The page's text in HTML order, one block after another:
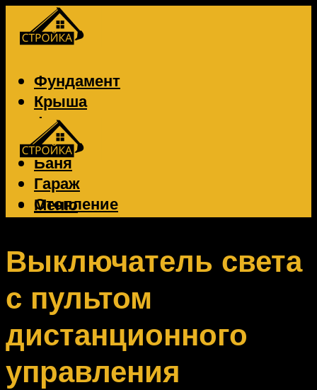
Фундамент
Крыша
Фасад
Забор
Баня
Гараж
Отопление
Вентиляция
Меню
Меню
Выключатель света
с пультом
дистанционного
управления